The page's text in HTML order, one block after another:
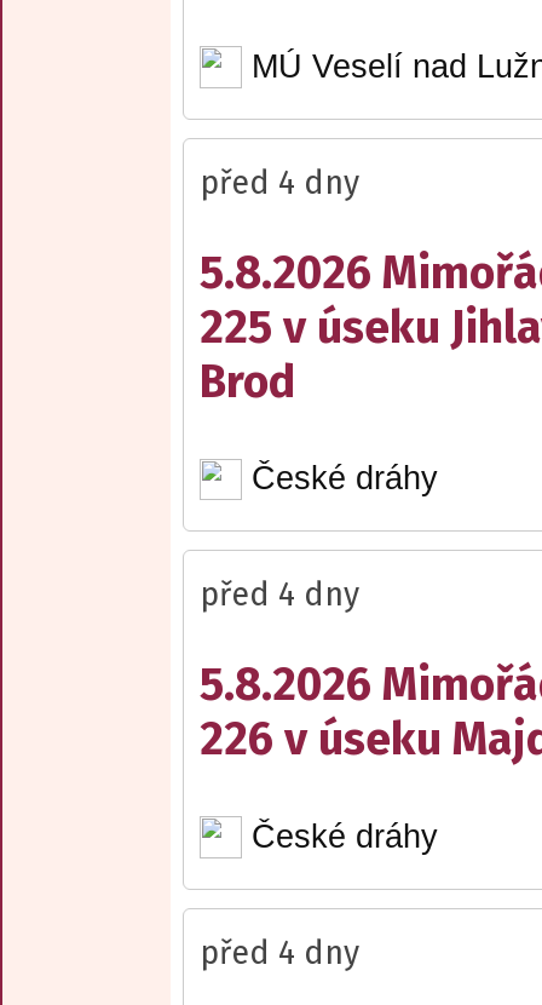
MÚ Veselí nad
před 4 dny
5.8.2026
225 v úseku
Brod
České dráhy
před 4 dny
5.8.2026
226 v úseku
České dráhy
před 4 dny